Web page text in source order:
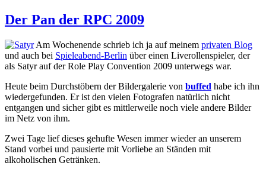
Der Pan der RPC 2009
Am Wochenende schrieb ich ja auf meinem privaten Blog
und auch bei Spieleabend-Berlin über einen Liverollenspieler, der
als Satyr auf der Role Play Convention 2009 unterwegs war.
Heute beim Durchstöbern der Bildergalerie von buffed habe ich ihn
wiedergefunden. Er ist den vielen Fotografen natürlich nicht
entgangen und sicher gibt es mittlerweile noch viele andere Bilder
im Netz von ihm.
Zwei Tage lief dieses gehufte Wesen immer wieder an unserem
Stand vorbei und pausierte mit Vorliebe an Ständen mit
alkoholischen Getränken.